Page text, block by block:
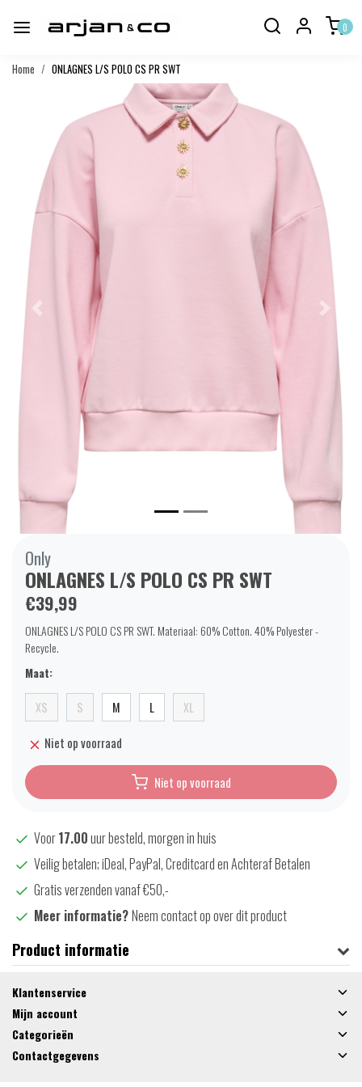
0
Home ONLAGNES L/S POLO CS PR SWT
Vorige
Only
ONLAGNES L/S POLO CS PR SWT
€39,99
ONLAGNES L/S POLO CS PR SWT. Materiaal: 60% Cotton. 40% Polyester -
Recycle.
Maat:
XS S M L XL
Niet op voorraad
Niet op voorraad
Voor17.00uur besteld, morgen in huis
Veilig betalen; iDeal, PayPal, Creditcard en Achteraf Betalen
Gratis verzenden vanaf €50,-
Meer informatie?Neem contact op over dit product
Product informatie
Klantenservice
Mijn account
Categorieën
Contactgegevens